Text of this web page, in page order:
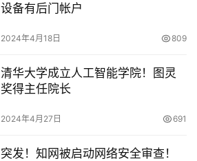
设备有后门帐户
2024年4月18日 809
清华大学成立人工智能学院！图灵
奖得主任院长
2024年4月27日 691
突发！知网被启动网络安全审查！